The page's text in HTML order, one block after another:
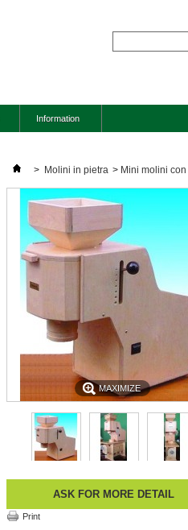
Information
> Molini in pietra > Mini molini
MAXIMIZE
ASK FOR MORE DETAIL
Print